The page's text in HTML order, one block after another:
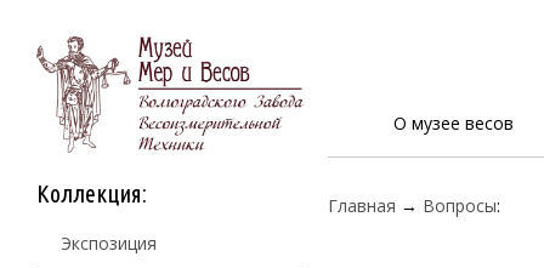
О музее весов
Коллекция:
Экспозиция
Главная → Вопросы: